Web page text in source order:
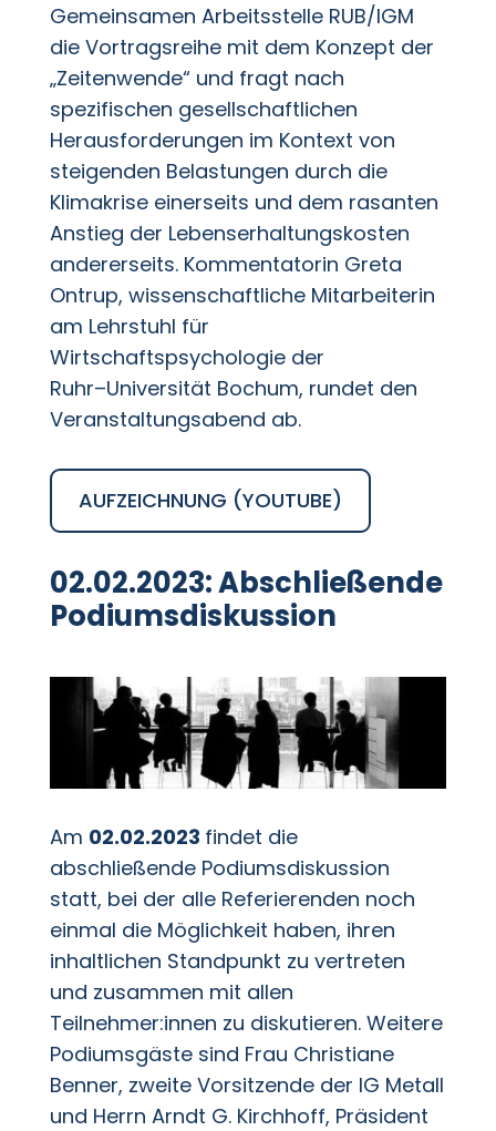
Gemeinsamen Arbeitsstelle RUB/IGM
die Vortragsreihe mit dem Konzept der
„Zeitenwende“ und fragt nach
spezifischen gesellschaftlichen
Herausforderungen im Kontext von
steigenden Belastungen durch die
Klimakrise einerseits und dem rasanten
Anstieg der Lebenserhaltungskosten
andererseits. Kommentatorin Greta
Ontrup, wissenschaftliche Mitarbeiterin
am Lehrstuhl für
Wirtschaftspsychologie der
Ruhr–Universität Bochum, rundet den
Veranstaltungsabend ab.
AUFZEICHNUNG (YOUTUBE)
02.02.2023: Abschließende
Podiumsdiskussion
Am 02.02.2023 findet die
abschließende Podiumsdiskussion
statt, bei der alle Referierenden noch
einmal die Möglichkeit haben, ihren
inhaltlichen Standpunkt zu vertreten
und zusammen mit allen
Teilnehmer:innen zu diskutieren. Weitere
Podiumsgäste sind Frau Christiane
Benner, zweite Vorsitzende der IG Metall
und Herrn Arndt G. Kirchhoff, Präsident